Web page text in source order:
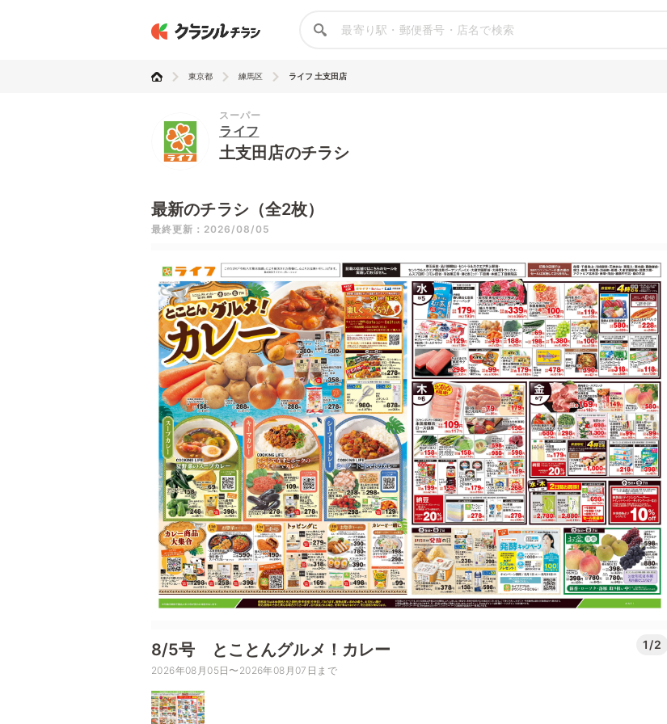
東京都 練馬区 ライフ 土支田店
スーパー
ライフ
土支田店のチラシ
最新のチラシ（全2枚）
最終更新：2026/08/05
8/5号 とことんグルメ！カレー 1/2
2026年08月05日〜2026年08月07日まで